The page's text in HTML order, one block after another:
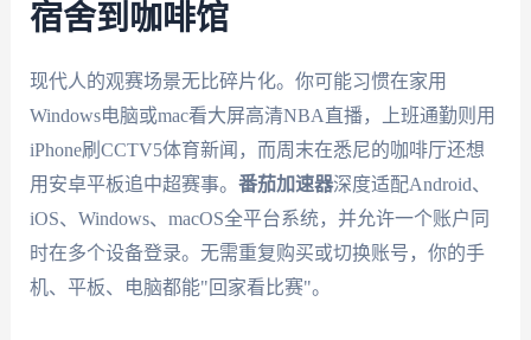
宿舍到咖啡馆
现代人的观赛场景无比碎片化。你可能习惯在家用
Windows电脑或mac看大屏高清NBA直播，上班通勤则用
iPhone刷CCTV5体育新闻，而周末在悉尼的咖啡厅还想
用安卓平板追中超赛事。 番茄加速器深度适配Android、
iOS、Windows、macOS全平台系统，并允许一个账户同
时在多个设备登录。无需重复购买或切换账号，你的手
机、平板、电脑都能"回家看比赛"。